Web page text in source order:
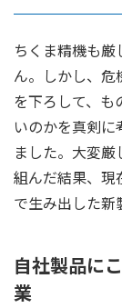
ちくま精機も
ん。しかし、
を下ろして、も
いのかを真剣
ました。大変
組んだ結果、現
で生み出した新
自社製品に
業